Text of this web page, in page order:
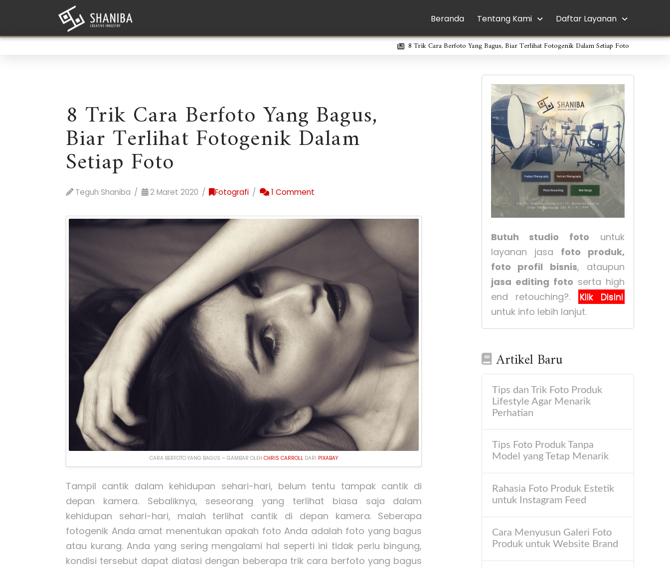
Beranda Tentang Kami Daftar Layanan
8 Trik Cara Berfoto Yang Bagus, Biar Terlihat Fotogenik Dalam Setiap Foto
8 Trik Cara Berfoto Yang Bagus,
Biar Terlihat Fotogenik Dalam
Setiap Foto
Teguh Shaniba 2 Maret 2020 Fotografi 1 Comment
CARA BERFOTO YANG BAGUS – GAMBAR OLEHCHRIS CARROLL DARI PIXABAY
Tampil cantik dalam kehidupan sehari-hari, belum tentu tampak cantik di
depan kamera. Sebaliknya, seseorang yang terlihat biasa saja dalam
kehidupan sehari-hari, malah terlihat cantik di depan kamera. Seberapa
fotogenik Anda amat menentukan apakah foto Anda adalah foto yang bagus
atau kurang. Anda yang sering mengalami hal seperti ini tidak perlu bingung,
kondisi tersebut dapat diatasi dengan beberapa trik cara berfoto yang bagus
Butuh studio foto untuk
layanan jasa foto produk,
foto profil bisnis, ataupun
jasa editing foto serta high
end retouching?.
Klik Disini
untuk info lebih lanjut.
Artikel Baru
Tips dan Trik Foto Produk
Lifestyle Agar Menarik
Perhatian
Tips Foto Produk Tanpa
Model yang Tetap Menarik
Rahasia Foto Produk Estetik
untuk Instagram Feed
Cara Menyusun Galeri Foto
Produk untuk Website Brand